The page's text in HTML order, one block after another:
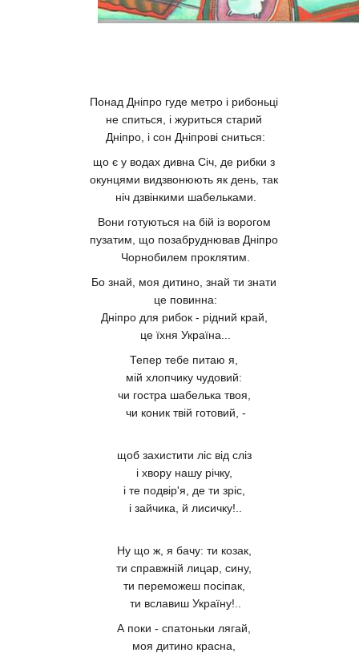
Понад Дніпро гуде метро і рибоньці
не спиться, і журиться старий
Дніпро, і сон Дніпрові сниться:
що є у водах дивна Січ, де рибки з
окунцями видзвонюють як день, так
ніч дзвінкими шабельками.
Вони готуються на бій із ворогом
пузатим, що позабруднював Дніпро
Чорнобилем проклятим.
Бо знай, моя дитино, знай ти знати
це повинна:
Дніпро для рибок - рідний край,
це їхня Україна...
Тепер тебе питаю я,
мій хлопчику чудовий:
чи гостра шабелька твоя,
чи коник твій готовий, -
щоб захистити ліс від сліз
і хвору нашу річку,
і те подвір'я, де ти зріс,
і зайчика, й лисичку!..
Ну що ж, я бачу: ти козак,
ти справжній лицар, сину,
ти переможеш посіпак,
ти вславиш Україну!..
А поки - спатоньки лягай,
моя дитино красна,